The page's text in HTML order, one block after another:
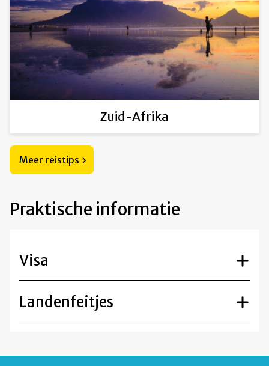
Zuid-Afrika
Meer reistips
Praktische informatie
Visa
Landenfeitjes